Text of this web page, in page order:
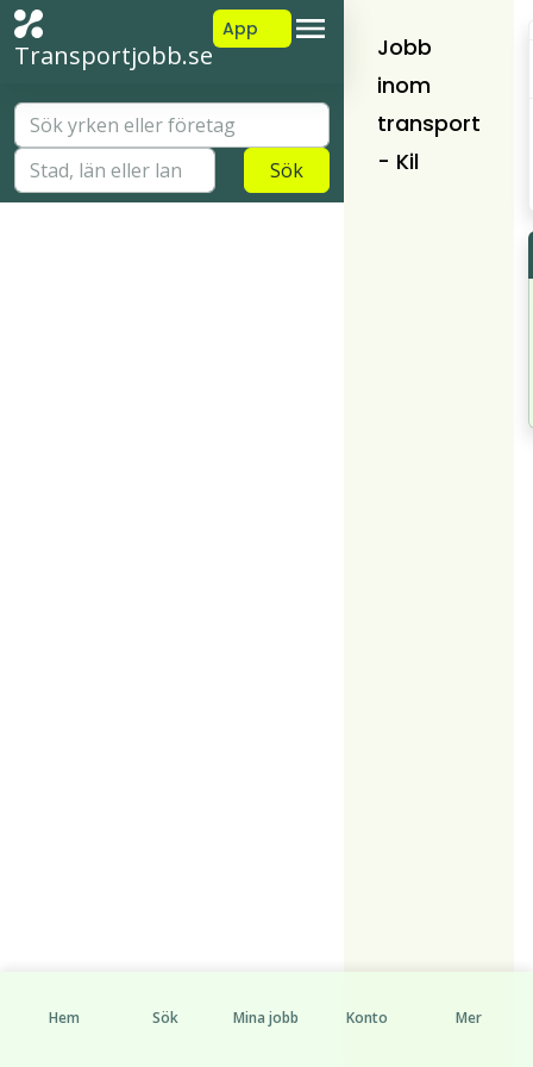
Transportjobb.se
App
Sök
Jobb
inom
transport
- Kil
Hem Sök Mina jobb Konto Mer